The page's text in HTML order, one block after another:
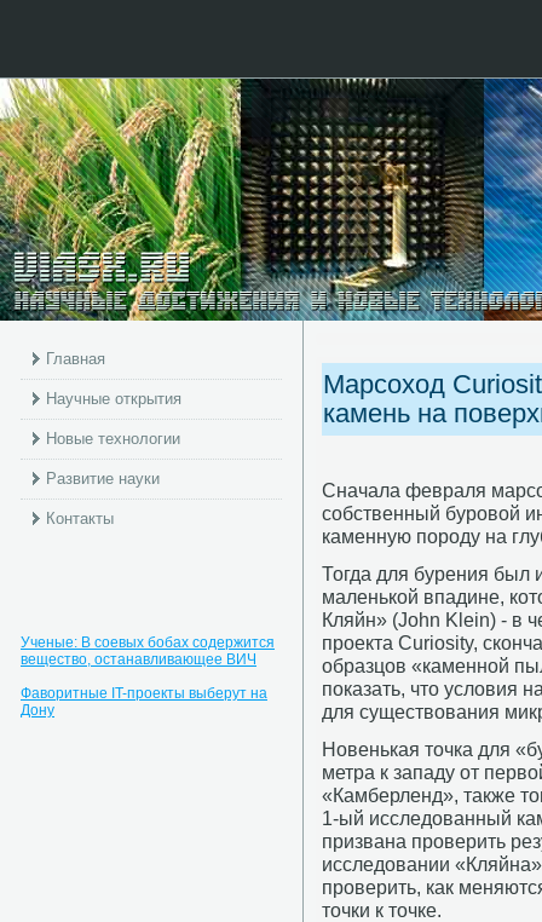
Главная
Научные открытия
Новые технологии
Развитие науки
Контакты
Ученые: В соевых бобах содержится
вещество, останавливающее ВИЧ
Фаворитные IT-проекты выберут на
Дону
Марсоход
камень на
Сначала февраля
собственный буровой
каменную породу на
Тогда для бурения был
маленькой впадине,
Кляйн» (John Klein) - в
проекта Curiosity,
образцов «каменной
показать, что условия
для существования
Новенькая точка для
метра к западу от
«Камберленд», также
1-ый исследованный
призвана проверить
исследовании
проверить, как
точки к точке.